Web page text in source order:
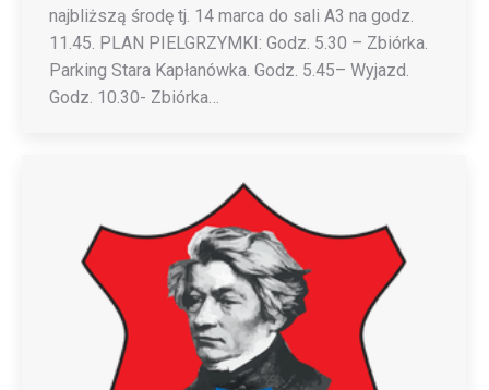
najbliższą środę tj. 14 marca do sali A3 na godz.
11.45. PLAN PIELGRZYMKI: Godz. 5.30 – Zbiórka.
Parking Stara Kapłanówka. Godz. 5.45– Wyjazd.
Godz. 10.30- Zbiórka…